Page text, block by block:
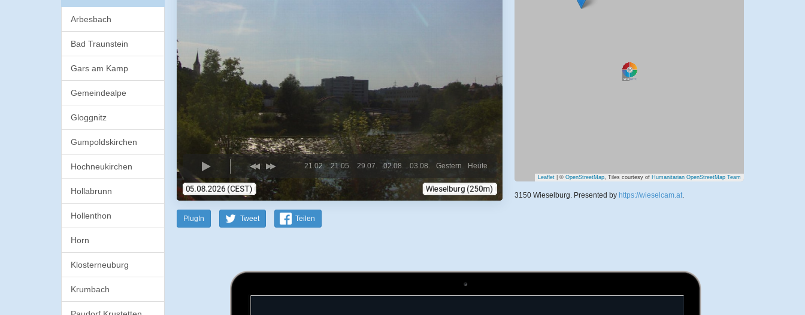
Arbesbach
Bad Traunstein
Gars am Kamp
Gemeindealpe
Gloggnitz
Gumpoldskirchen
Hochneukirchen
Hollabrunn
Hollenthon
Horn
Klosterneuburg
Krumbach
Heute
Gestern
03.08.
02.08.
29.07.
21.05.
21.02.
Leaflet| © OpenStreetMap, Tiles courtesy of Humanitarian OpenStreetMap Team
3150 Wieselburg. Presented by https://wieselcam.at.
PlugIn Tweet Teilen